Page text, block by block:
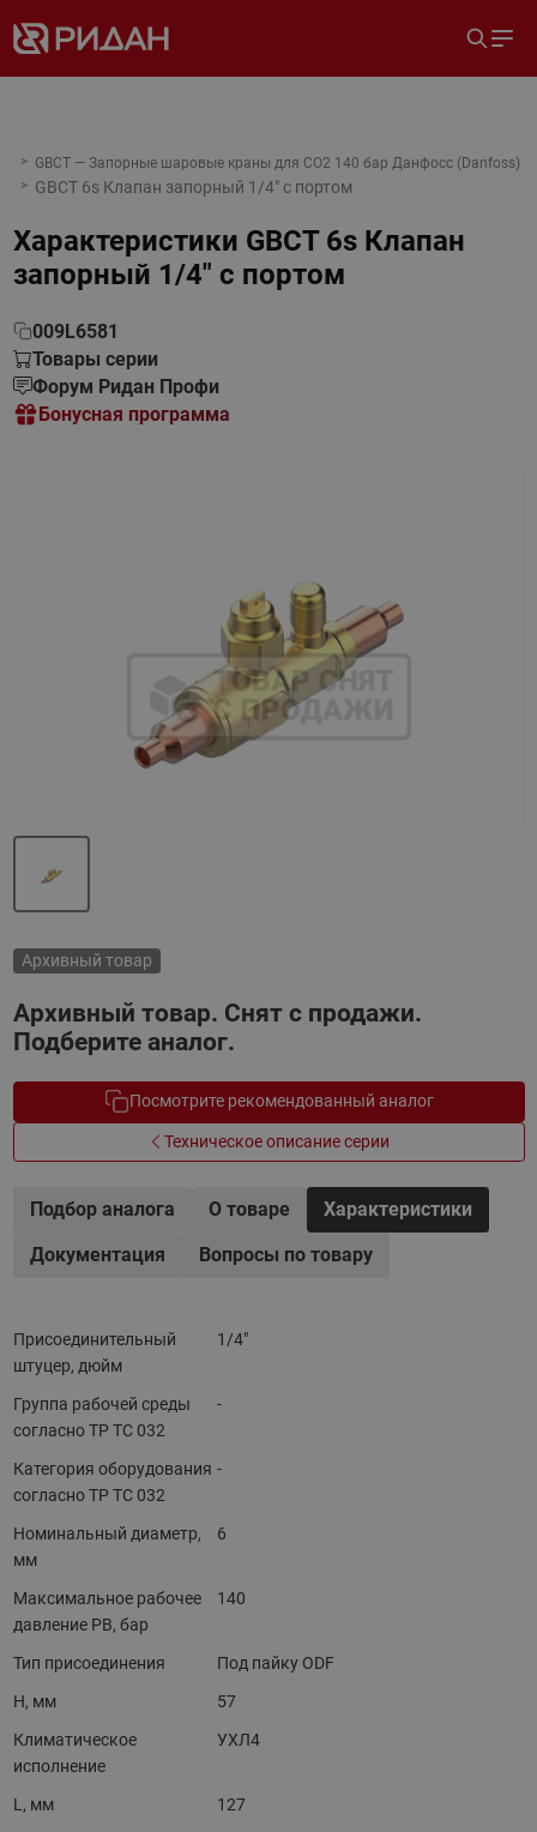
GBCT — Запорные шаровые краны для CO2 140 бар Данфосс (Danfoss)
GBCT 6s Клапан запорный 1/4" с портом
Характеристики GBCT 6s Клапан
запорный 1/4" с портом
009L6581
Товары серии
Форум Ридан Профи
Бонусная программа
Архивный товар
Архивный товар. Снят с продажи.
Подберите аналог.
Посмотрите рекомендованный аналог
Техническое описание серии
Подбор аналога О товаре
Характеристики
Документация
Вопросы по товару
Присоединительный
штуцер, дюйм
1/4"
Группа рабочей среды
согласно ТР ТС 032
-
Категория оборудования
согласно ТР ТС 032
-
Номинальный диаметр,
мм
6
Максимальное рабочее
давление PB, бар
140
Тип присоединения
Под пайку ODF
H, мм
57
Климатическое
исполнение
УХЛ4
L, мм
127